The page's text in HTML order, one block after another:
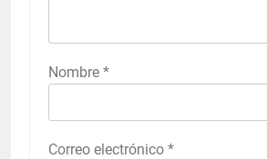
Nombre *
Correo electrónico *